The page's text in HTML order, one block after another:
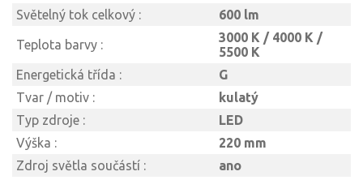
Světelný tok celkový :
600 lm
Teplota barvy :
3000 K / 4000 K /
5500 K
Energetická třída :
G
Tvar / motiv :
kulatý
Typ zdroje :
LED
Výška :
220 mm
Zdroj světla součástí :
ano